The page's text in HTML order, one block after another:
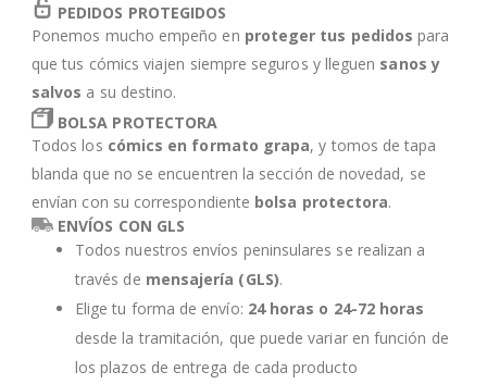
PEDIDOS PROTEGIDOS
Ponemos mucho empeño en proteger tus pedidos para
que tus cómics viajen siempre seguros y lleguen sanos y
salvos a su destino.
BOLSA PROTECTORA
Todos los cómics en formato grapa, y tomos de tapa
blanda que no se encuentren la sección de novedad, se
envían con su correspondiente bolsa protectora.
ENVÍOS CON GLS
Todos nuestros envíos peninsulares se realizan a
través de mensajería (GLS).
Elige tu forma de envío: 24 horas o 24-72 horas
desde la tramitación, que puede variar en función de
los plazos de entrega de cada producto